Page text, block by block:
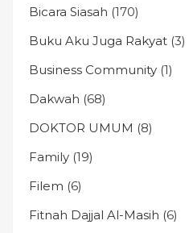
Bicara Siasah (170)
Buku Aku Juga Rakyat (3)
Business Community (1)
Dakwah (68)
DOKTOR UMUM (8)
Family (19)
Filem (6)
Fitnah Dajjal Al-Masih (6)